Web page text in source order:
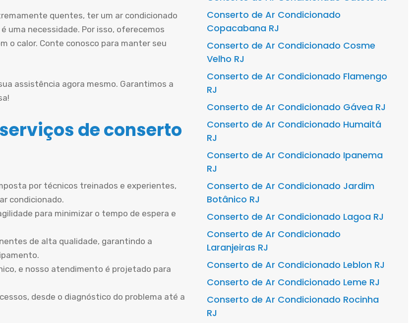
quentes, ter um ar condicionado
uma necessidade. Por isso, oferecemos
o calor. Conte conosco para manter seu
assistência agora mesmo. Garantimos a
de conserto
por técnicos treinados e experientes,
condicionado.
para minimizar o tempo de espera e
de alta qualidade, garantindo a
e nosso atendimento é projetado para
desde o diagnóstico do problema até a
Conserto de Ar Condicionado
Copacabana RJ
Conserto de Ar Condicionado Cosme
Velho RJ
Conserto de Ar Condicionado Flamengo
RJ
Conserto de Ar Condicionado Gávea RJ
Conserto de Ar Condicionado Humaitá
RJ
Conserto de Ar Condicionado Ipanema
RJ
Conserto de Ar Condicionado Jardim
Botânico RJ
Conserto de Ar Condicionado Lagoa RJ
Conserto de Ar Condicionado
Laranjeiras RJ
Conserto de Ar Condicionado Leblon RJ
Conserto de Ar Condicionado Leme RJ
Conserto de Ar Condicionado Rocinha
RJ